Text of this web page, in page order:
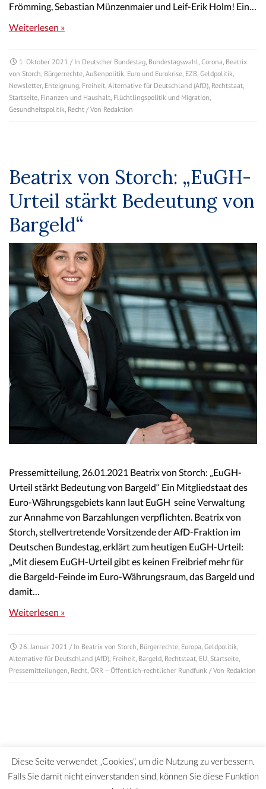
Frömming, Sebastian Münzenmaier und Leif-Erik Holm! Ein…
Weiterlesen »
1. Oktober 2021 / In Deutscher Bundestag, Bundestagswahl, Corona, Beatrix
von Storch, Bürgerrechte, Außenpolitik, Euro und Eurokrise, EZB, Geldpolitik,
Newsletter, Enteignung, Freiheit, Alternative für Deutschland (AfD), Rechtstaat,
Startseite, Finanzen und Haushalt, Flüchtlingspolitik und Migration,
Gesundheitspolitik, Recht / Von Redaktion
Beatrix von Storch: „EuGH-
Urteil stärkt Bedeutung von
Bargeld“
Pressemitteilung, 26.01.2021 Beatrix von Storch: „EuGH-
Urteil stärkt Bedeutung von Bargeld“ Ein Mitgliedstaat des
Euro-Währungsgebiets kann laut EuGH seine Verwaltung
zur Annahme von Barzahlungen verpflichten. Beatrix von
Storch, stellvertretende Vorsitzende der AfD-Fraktion im
Deutschen Bundestag, erklärt zum heutigen EuGH-Urteil:
„Mit diesem EuGH-Urteil gibt es keinen Freibrief mehr für
die Bargeld-Feinde im Euro-Währungsraum, das Bargeld und
damit…
Weiterlesen »
26. Januar 2021 / In Beatrix von Storch Bürgerrechte Europa Geldpolitik
Alternative für Deutschland (AfD) Freiheit Bargeld Rechtstaat EU Startseite
Pressemitteilungen Recht ÖRR – Öffentlich-rechtlicher Rundfunk / Von Redaktion
Diese Seite verwendet „Cookies“, um die Nutzung zu verbessern.
Falls Sie damit nicht einverstanden sind, können Sie diese Funktion